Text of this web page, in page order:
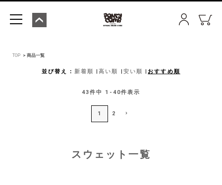
TOP 商品一覧
並び替え 新着順 高い順 安い順 おすすめ順
43件中 1 - 40件表示
1 2
スウェット一覧